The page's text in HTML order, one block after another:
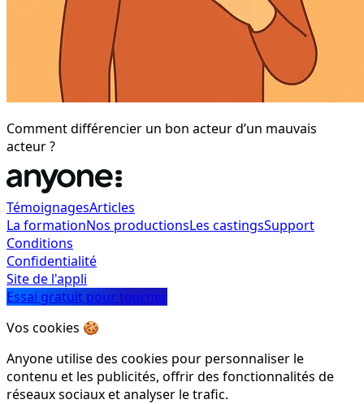
Comment différencier un bon acteur d’un mauvais
acteur ?
TémoignagesArticles
La formationNos productionsLes castingsSupport
Conditions
Confidentialité
Site de l'appli
Essai gratuit pour tourner
Vos cookies 🍪
Anyone utilise des cookies pour personnaliser le
contenu et les publicités, offrir des fonctionnalités de
réseaux sociaux et analyser le trafic.